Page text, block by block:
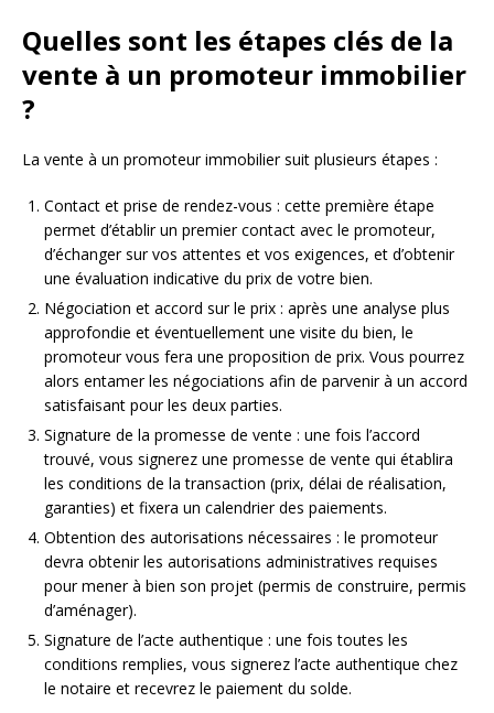
Quelles sont les étapes clés de la
vente à un promoteur immobilier
?
La vente à un promoteur immobilier suit plusieurs étapes :
Contact et prise de rendez-vous : cette première étape
permet d’établir un premier contact avec le promoteur,
d’échanger sur vos attentes et vos exigences, et d’obtenir
une évaluation indicative du prix de votre bien.
Négociation et accord sur le prix : après une analyse plus
approfondie et éventuellement une visite du bien, le
promoteur vous fera une proposition de prix. Vous pourrez
alors entamer les négociations afin de parvenir à un accord
satisfaisant pour les deux parties.
Signature de la promesse de vente : une fois l’accord
trouvé, vous signerez une promesse de vente qui établira
les conditions de la transaction (prix, délai de réalisation,
garanties) et fixera un calendrier des paiements.
Obtention des autorisations nécessaires : le promoteur
devra obtenir les autorisations administratives requises
pour mener à bien son projet (permis de construire, permis
d’aménager).
Signature de l’acte authentique : une fois toutes les
conditions remplies, vous signerez l’acte authentique chez
le notaire et recevrez le paiement du solde.